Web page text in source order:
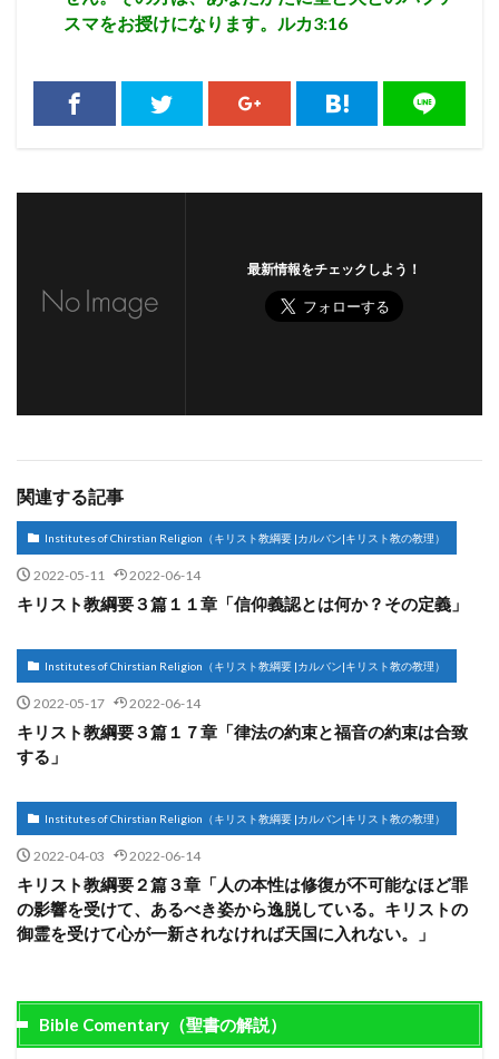
スマをお授けになります。ルカ3:16
最新情報をチェックしよう！
関連する記事
Institutes of Chirstian Religion（キリスト教綱要 |カルバン|キリスト教の教理）
2022-05-11 2022-06-14
キリスト教綱要３篇１１章「信仰義認とは何か？その定義」
Institutes of Chirstian Religion（キリスト教綱要 |カルバン|キリスト教の教理）
2022-05-17 2022-06-14
キリスト教綱要３篇１７章「律法の約束と福音の約束は合致
する」
Institutes of Chirstian Religion（キリスト教綱要 |カルバン|キリスト教の教理）
2022-04-03 2022-06-14
キリスト教綱要２篇３章「人の本性は修復が不可能なほど罪
の影響を受けて、あるべき姿から逸脱している。キリストの
御霊を受けて心が一新されなければ天国に入れない。」
Bible Comentary（聖書の解説）